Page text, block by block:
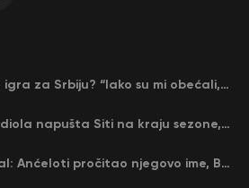
Zašto Rade Krunić ne igra za Srbiju? “Iako su mi obećali, niko me nije zvao…”
Kraj jedne ere – Gvardiola napušta Siti na kraju sezone, menja ga njegov nekadašnji rival
Nejmar ide na Mundijal: Anćeloti pročitao njegovo ime, Brazil u delirijumu (VIDEO)